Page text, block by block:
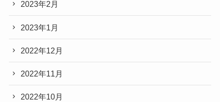
2023年2月
2023年1月
2022年12月
2022年11月
2022年10月